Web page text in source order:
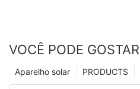
VOCÊ PODE GOSTAR
PRODUCTS
Aparelho solar